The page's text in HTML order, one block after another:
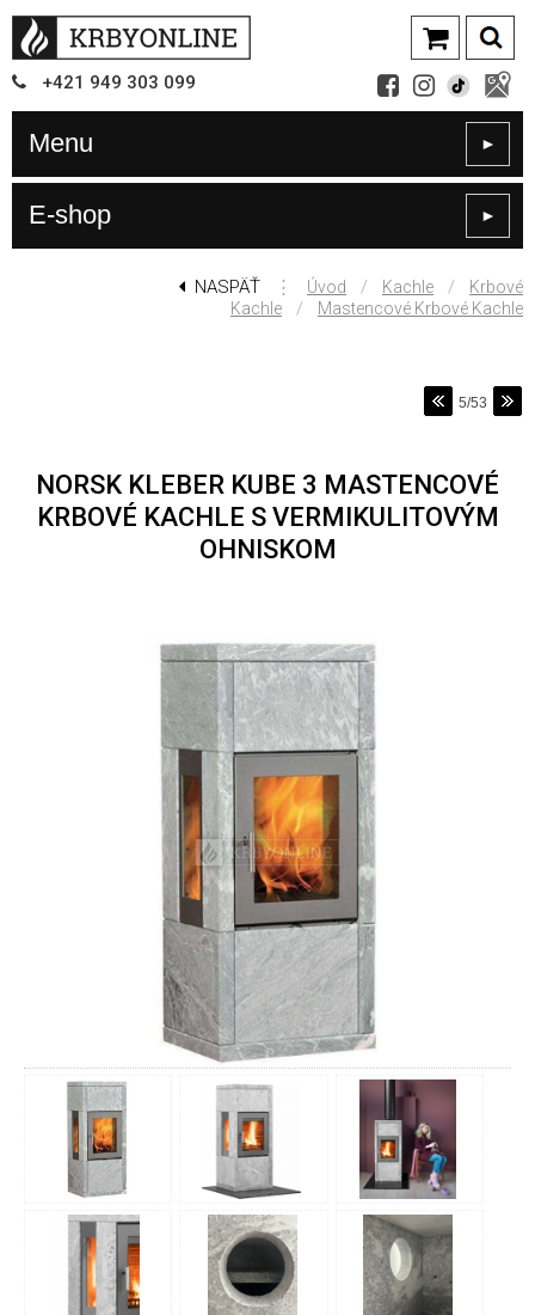
+421 949 303 099
Menu ►
E-shop ►
NASPÄŤ ⋮ Úvod / Kachle /
Krbové
Kachle
/ Mastencové Krbové Kachle
5/53
NORSK KLEBER KUBE 3 MASTENCOVÉ
KRBOVÉ KACHLE S VERMIKULITOVÝM
OHNISKOM